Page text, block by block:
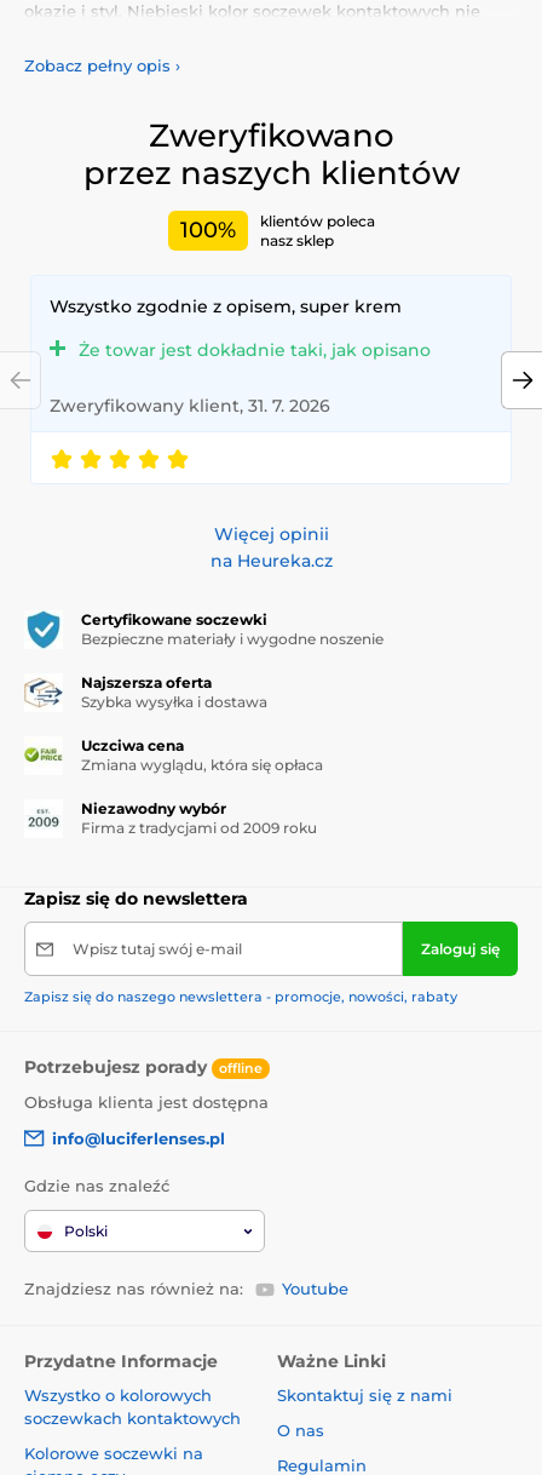
okazję i styl. Niebieski kolor soczewek kontaktowych nie
wyrazić swoją osobowość i wyjątkowość.
gwarantują komfort i bezpieczeństwo przez cały dzień.
Dodaj trochę koloru do swojego życia dzięki naszym
wysokiej jakości soczewkom, spełniającym najwyższe
standardy jakości i wygody.
Zobacz pełny opis ›
Zweryfikowano
przez naszych klientów
100%
klientów poleca
nasz sklep
Wszystko zgodnie z opisem, super krem
Że towar jest dokładnie taki, jak opisano
Zweryfikowany klient, 31. 7. 2026
Więcej opinii
na Heureka.cz
Certyfikowane soczewki
Bezpieczne materiały i wygodne noszenie
Najszersza oferta
Szybka wysyłka i dostawa
Uczciwa cena
Zmiana wyglądu, która się opłaca
Niezawodny wybór
Firma z tradycjami od 2009 roku
Zapisz się do newslettera
Wpisz tutaj swój e-mail Zaloguj się
Zapisz się do naszego newslettera - promocje, nowości, rabaty
Potrzebujesz porady offline
Obsługa klienta jest dostępna
info@luciferlenses.pl
Gdzie nas znaleźć
Polski
Znajdziesz nas również na: Youtube
Przydatne Informacje
Wszystko o kolorowych
soczewkach kontaktowych
Kolorowe soczewki na
Ważne Linki
Skontaktuj się z nami
O nas
Regulamin